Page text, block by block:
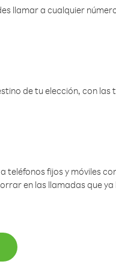
llamar a cualquier
de tu elección, con las
teléfonos fijos y móviles
en las llamadas que ya